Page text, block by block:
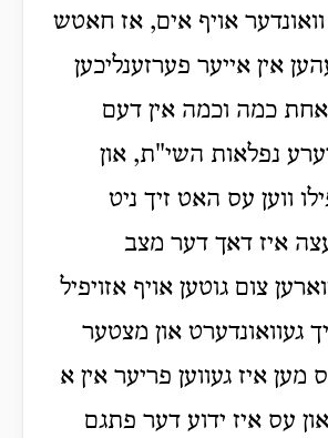
אויף אים, אז חאטש
אין אייער פערזענליכען
אחת כמה וכמה אין דעם
נפלאות השי"ת, און
ווען עס האט זיך ניט
עצה איז דאך דער מצב
צום גוטען אויף אזויפיל
געוואונדערט און מצטער
מען איז געווען פריער אין א
עס איז ידוע דער פתגם